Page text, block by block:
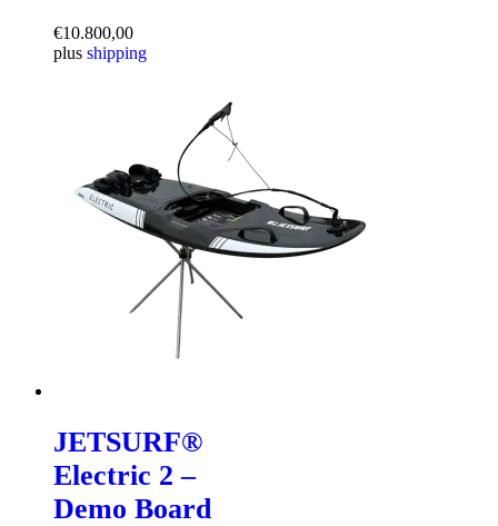
€10.800,00
plus shipping
JETSURF®
Electric 2 –
Demo Board